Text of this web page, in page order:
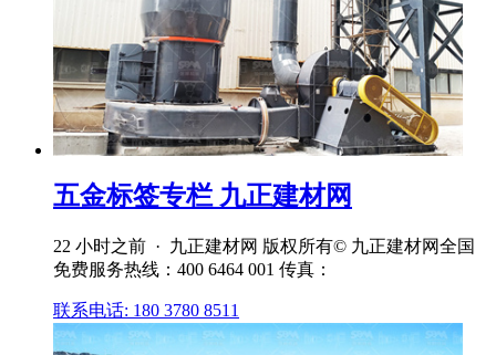
五金标签专栏 九正建材网
22 小时之前 · 九正建材网 版权所有© 九正建材网全国
免费服务热线：400 6464 001 传真：
联系电话: 180 3780 8511